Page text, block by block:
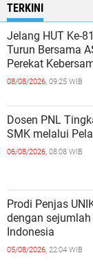
TERKINI
Jelang HUT Ke-
Turun Bersama
Perekat
08/08/2026, 09:25 WIB
Dosen PNL
SMK melalui
06/08/2026, 08:08 WIB
Prodi Penjas
dengan
Indonesia
05/08/2026, 22:04 WIB